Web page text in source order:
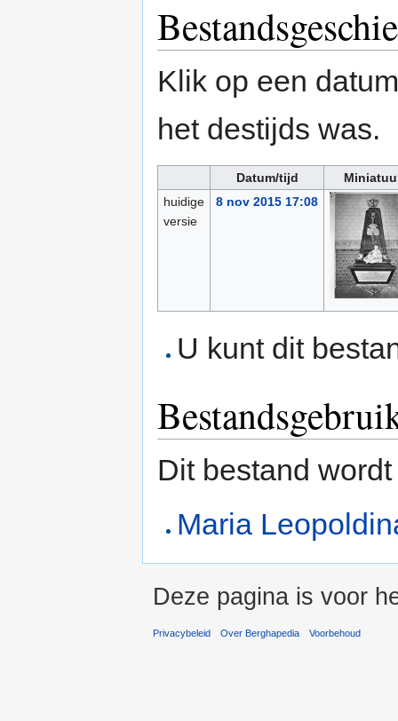
Klik op een
het destijds was.
Datum/tijd
huidige
versie
8 nov 2015 17:08
U kunt dit
Dit bestand
Maria
Deze pagina is voor
Privacybeleid Over Berghapedia Voorbehoud